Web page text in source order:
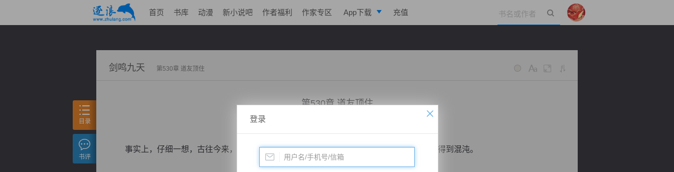
首页 书库 动漫 新小说吧 作者福利 作家专区 App下载 充值
剑鸣九天 第530章 道友顶住
第530章 道友顶住
小说：剑鸣九天
事实上，仔细一想，古往今来，那么多圣人，大帝等等，不乏有人踏入这里，却依旧没能得到混沌。
目录
书评
登录